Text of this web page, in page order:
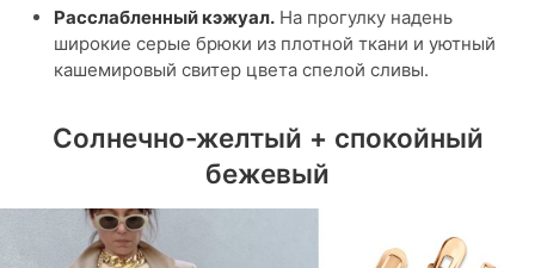
Расслабленный кэжуал. На прогулку надень
широкие серые брюки из плотной ткани и уютный
кашемировый свитер цвета спелой сливы.
Солнечно-желтый + спокойный
бежевый